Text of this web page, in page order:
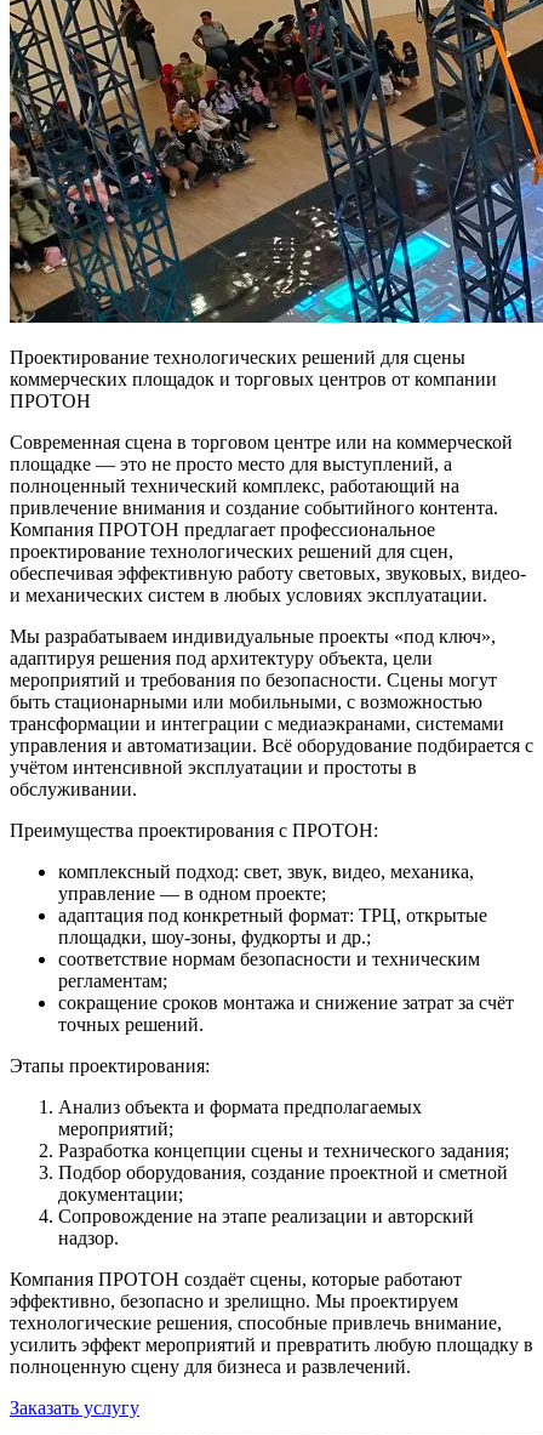
Проектирование технологических решений для сцены
коммерческих площадок и торговых центров от компании
ПРОТОН
Современная сцена в торговом центре или на коммерческой
площадке — это не просто место для выступлений, а
полноценный технический комплекс, работающий на
привлечение внимания и создание событийного контента.
Компания ПРОТОН предлагает профессиональное
проектирование технологических решений для сцен,
обеспечивая эффективную работу световых, звуковых, видео-
и механических систем в любых условиях эксплуатации.
Мы разрабатываем индивидуальные проекты «под ключ»,
адаптируя решения под архитектуру объекта, цели
мероприятий и требования по безопасности. Сцены могут
быть стационарными или мобильными, с возможностью
трансформации и интеграции с медиаэкранами, системами
управления и автоматизации. Всё оборудование подбирается с
учётом интенсивной эксплуатации и простоты в
обслуживании.
Преимущества проектирования с ПРОТОН:
комплексный подход: свет, звук, видео, механика,
управление — в одном проекте;
адаптация под конкретный формат: ТРЦ, открытые
площадки, шоу-зоны, фудкорты и др.;
соответствие нормам безопасности и техническим
регламентам;
сокращение сроков монтажа и снижение затрат за счёт
точных решений.
Этапы проектирования:
Анализ объекта и формата предполагаемых
мероприятий;
Разработка концепции сцены и технического задания;
Подбор оборудования, создание проектной и сметной
документации;
Сопровождение на этапе реализации и авторский
надзор.
Компания ПРОТОН создаёт сцены, которые работают
эффективно, безопасно и зрелищно. Мы проектируем
технологические решения, способные привлечь внимание,
усилить эффект мероприятий и превратить любую площадку в
полноценную сцену для бизнеса и развлечений.
Заказать услугу